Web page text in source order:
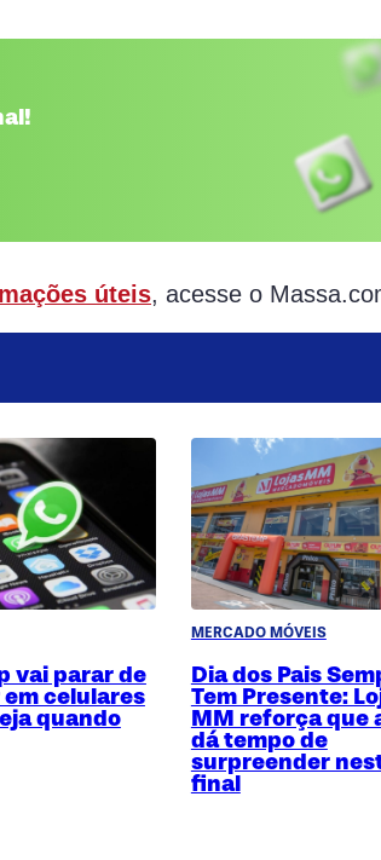
úteis, acesse o
vai parar de
celulares
quando
MERCADO MÓVEIS
Dia dos Pais
Tem Presente:
MM reforça que
dá tempo de
surpreender
final